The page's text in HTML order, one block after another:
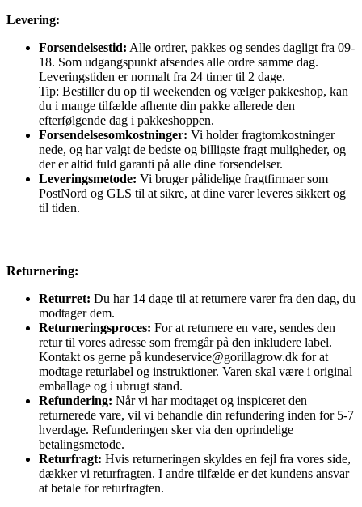
Levering:
Forsendelsestid: Alle ordrer, pakkes og sendes dagligt fra 09-
18. Som udgangspunkt afsendes alle ordre samme dag.
Leveringstiden er normalt fra 24 timer til 2 dage.
Tip: Bestiller du op til weekenden og vælger pakkeshop, kan
du i mange tilfælde afhente din pakke allerede den
efterfølgende dag i pakkeshoppen.
Forsendelsesomkostninger: Vi holder fragtomkostninger
nede, og har valgt de bedste og billigste fragt muligheder, og
der er altid fuld garanti på alle dine forsendelser.
Leveringsmetode: Vi bruger pålidelige fragtfirmaer som
PostNord og GLS til at sikre, at dine varer leveres sikkert og
til tiden.
Returnering:
Returret: Du har 14 dage til at returnere varer fra den dag, du
modtager dem.
Returneringsproces: For at returnere en vare, sendes den
retur til vores adresse som fremgår på den inkludere label.
Kontakt os gerne på kundeservice@gorillagrow.dk for at
modtage returlabel og instruktioner. Varen skal være i original
emballage og i ubrugt stand.
Refundering: Når vi har modtaget og inspiceret den
returnerede vare, vil vi behandle din refundering inden for 5-7
hverdage. Refunderingen sker via den oprindelige
betalingsmetode.
Returfragt: Hvis returneringen skyldes en fejl fra vores side,
dækker vi returfragten. I andre tilfælde er det kundens ansvar
at betale for returfragten.